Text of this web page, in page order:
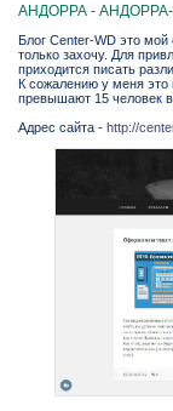
АНДОРРА -
Блог Center-WD это мой
только захочу. Для
приходится писать
К сожалению у меня это
превышают 15 человек в
Адрес сайта - http://